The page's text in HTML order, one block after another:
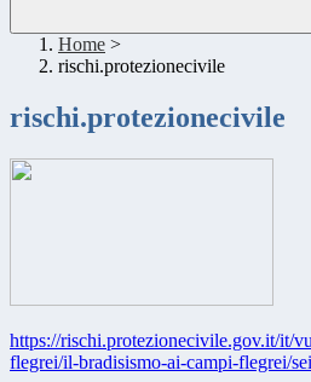
Home >
rischi.protezionecivile
rischi.protezionecivile
https://rischi.protezionecivile.gov.it/it/
flegrei/il-bradisismo-ai-campi-flegrei/